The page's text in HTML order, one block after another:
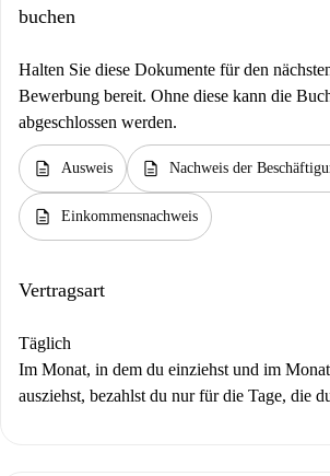
buchen
Halten Sie diese Dokumente für den
Bewerbung bereit. Ohne diese kann die
abgeschlossen werden.
description Ausweis description Nachweis der
description Einkommensnachweis
Vertragsart
Täglich
Im Monat, in dem du einziehst und im
ausziehst, bezahlst du nur für die Tage, die